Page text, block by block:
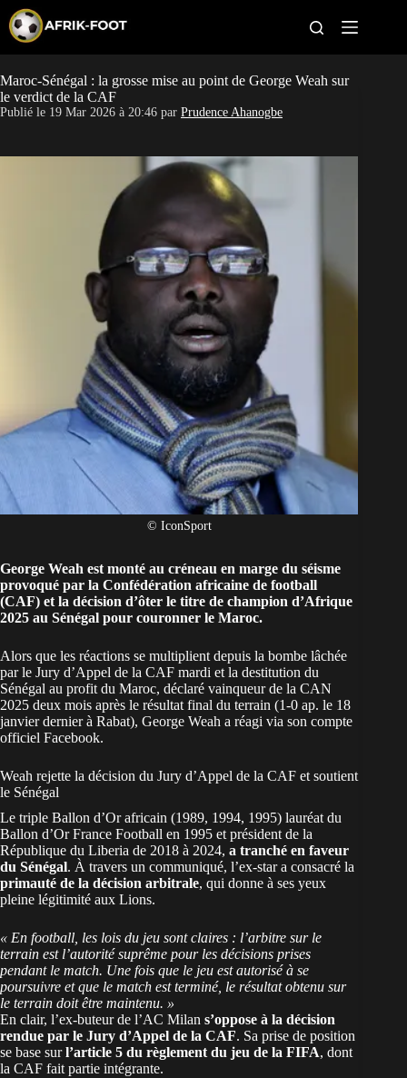
p
t
o
c
o
t
CAN féminine
Pays
Classement
Paris sportifs
Maroc-Sénégal : la grosse mise au point de George Weah sur
le verdict de la CAF
Publié le 19 Mar 2026 à 20:46 par Prudence Ahanogbe
© IconSport
George Weah est monté au créneau en marge du séisme
provoqué par la Confédération africaine de football
(CAF) et la décision d’ôter le titre de champion d’Afrique
2025 au Sénégal pour couronner le Maroc.
Alors que les réactions se multiplient depuis la bombe lâchée
par le Jury d’Appel de la CAF mardi et la destitution du
Sénégal au profit du Maroc, déclaré vainqueur de la CAN
2025 deux mois après le résultat final du terrain (1-0 ap. le 18
janvier dernier à Rabat), George Weah a réagi via son compte
officiel Facebook.
Weah rejette la décision du Jury d’Appel de la CAF et soutient
le Sénégal
Le triple Ballon d’Or africain (1989, 1994, 1995) lauréat du
Ballon d’Or France Football en 1995 et président de la
République du Liberia de 2018 à 2024, a tranché en faveur
du Sénégal. À travers un communiqué, l’ex-star a consacré la
primauté de la décision arbitrale, qui donne à ses yeux
pleine légitimité aux Lions.
« En football, les lois du jeu sont claires : l’arbitre sur le
terrain est l’autorité suprême pour les décisions prises
pendant le match. Une fois que le jeu est autorisé à se
poursuivre et que le match est terminé, le résultat obtenu sur
le terrain doit être maintenu. »
En clair, l’ex-buteur de l’AC Milan s’oppose à la décision
rendue par le Jury d’Appel de la CAF. Sa prise de position
se base surl’article 5 du règlement du jeu de la FIFA, dont
la CAF fait partie intégrante.